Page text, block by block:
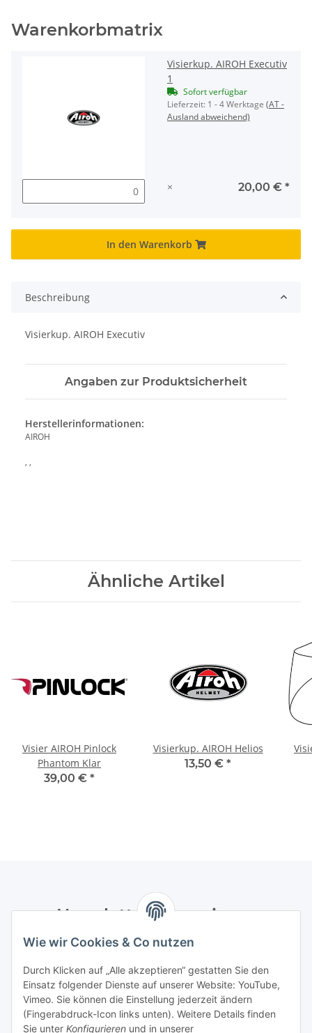
Wie wir Cookies & Co nutzen
Durch Klicken auf „Alle akzeptieren“ gestatten Sie den
Einsatz folgender Dienste auf unserer Website: YouTube,
Vimeo. Sie können die Einstellung jederzeit ändern
(Fingerabdruck-Icon links unten). Weitere Details finden
Sie unter Konfigurieren und in unserer
Warenkorbmatrix
Visierkup. AIROH Executiv
1
Sofort verfügbar
Lieferzeit: 1 - 4 Werktage (AT -
Ausland abweichend)
× 20,00 € *
In den Warenkorb
Beschreibung
Visierkup. AIROH Executiv
Angaben zur Produktsicherheit
Herstellerinformationen:
AIROH
, ,
Ähnliche Artikel
Visier AIROH Pinlock
Phantom Klar
39,00 € *
Visierkup. AIROH Helios
13,50 € *
Newsletter Abonnieren
Bitte senden Sie mir entsprechend Ihrer
Informationen zu Ihrem Produktsortiment per E-Mail zu.
Abonnieren
Newsletter Abonnieren